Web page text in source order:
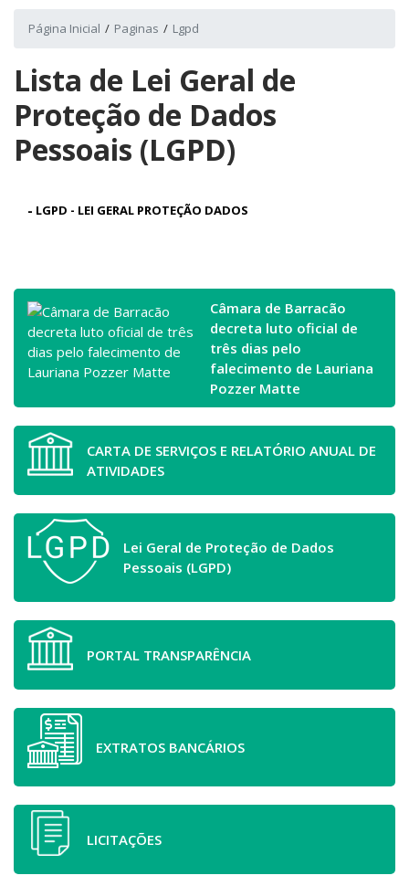
Página Inicial Paginas Lgpd
Lista de Lei Geral de
Proteção de Dados
Pessoais (LGPD)
- LGPD - LEI GERAL PROTEÇÃO DADOS
Câmara de Barracão
decreta luto oficial de
três dias pelo
falecimento de Lauriana
Pozzer Matte
CARTA DE SERVIÇOS E RELATÓRIO ANUAL DE
ATIVIDADES
Lei Geral de Proteção de Dados
Pessoais (LGPD)
PORTAL TRANSPARÊNCIA
EXTRATOS BANCÁRIOS
LICITAÇÕES